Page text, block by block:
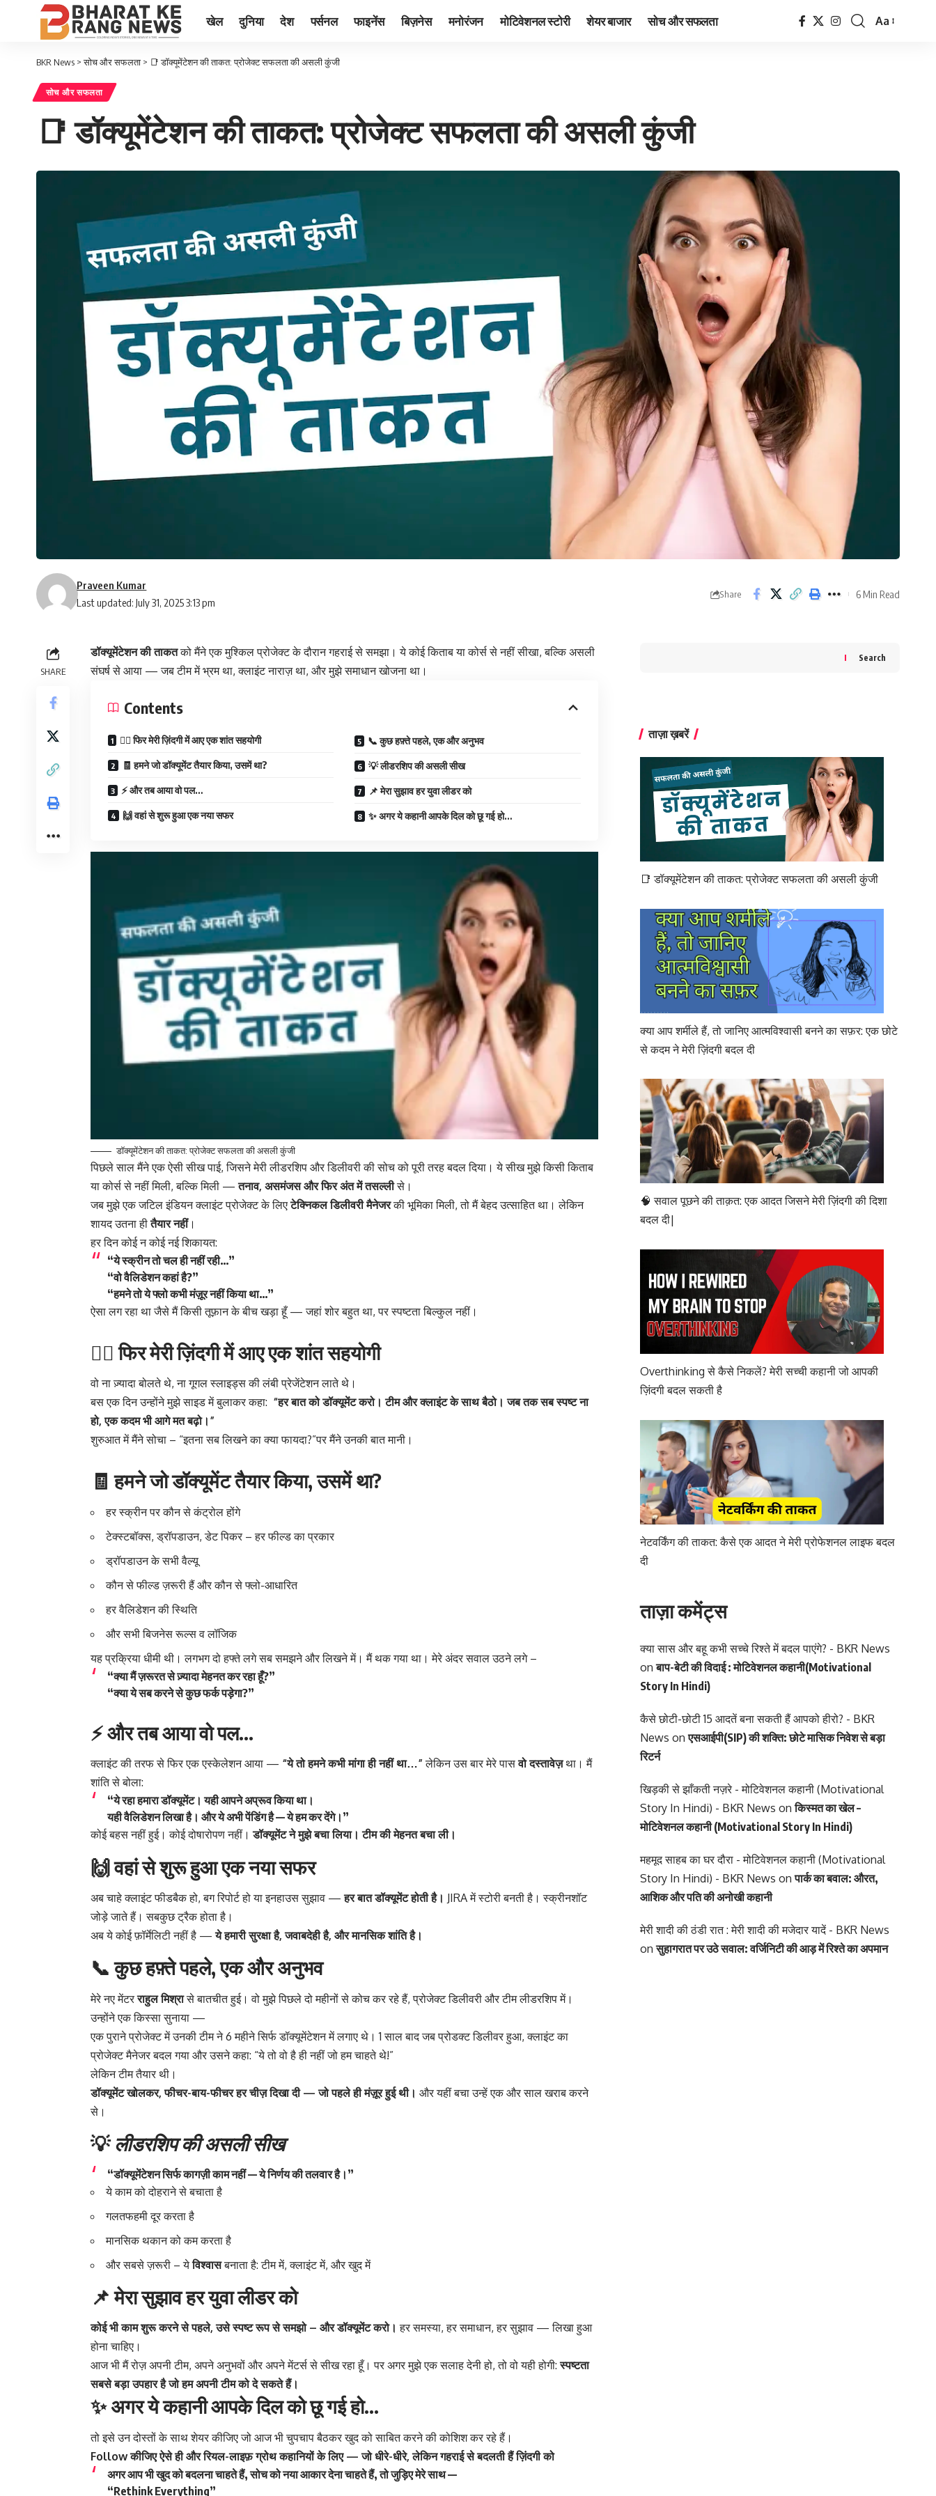
खेल दुनिया देश पर्सनल फाइनेंस बिज़नेस मनोरंजन मोटिवेशनल स्टोरी शेयर बाजार सोच और सफलता
Font
Aa
BKR News >सोच और सफलता > 📑 डॉक्यूमेंटेशन की ताकत: प्रोजेक्ट सफलता की असली कुंजी
सोच और सफलता
📑 डॉक्यूमेंटेशन की ताकत: प्रोजेक्ट सफलता की असली कुंजी
Last updated: July 31, 2025 3:13 pm
Praveen Kumar
Share 6 Min Read
SHARE
डॉक्यूमेंटेशन की ताकतको मैंने एक मुश्किल प्रोजेक्ट के दौरान गहराई से समझा। ये कोई किताब या कोर्स से नहीं सीखा, बल्कि असली
संघर्ष से आया — जब टीम में भ्रम था, क्लाइंट नाराज़ था, और मुझे समाधान खोजना था।
Contents
🧘‍♂️ फिर मेरी ज़िंदगी में आए एक शांत सहयोगी
🧾 हमने जो डॉक्यूमेंट तैयार किया, उसमें था?
⚡ और तब आया वो पल…
🙌 वहां से शुरू हुआ एक नया सफर
📞 कुछ हफ़्ते पहले, एक और अनुभव
💡 लीडरशिप की असली सीख
📌 मेरा सुझाव हर युवा लीडर को
✨ अगर ये कहानी आपके दिल को छू गई हो…
डॉक्यूमेंटेशन की ताकत: प्रोजेक्ट सफलता की असली कुंजी
पिछले साल मैंने एक ऐसी सीख पाई, जिसने मेरी लीडरशिप और डिलीवरी की सोच को पूरी तरह बदल दिया। ये सीख मुझे किसी किताब
या कोर्स से नहीं मिली, बल्कि मिली —तनाव, असमंजस और फिर अंत में तसल्लीसे।
जब मुझे एक जटिल इंडियन क्लाइंट प्रोजेक्ट के लिएटेक्निकल डिलीवरी मैनेजरकी भूमिका मिली, तो मैं बेहद उत्साहित था। लेकिन
शायद उतना हीतैयार नहीं।
हर दिन कोई न कोई नई शिकायत:
“ये स्क्रीन तो चल ही नहीं रही…”
“वो वैलिडेशन कहां है?”
“हमने तो ये फ्लो कभी मंज़ूर नहीं किया था…”
ऐसा लग रहा था जैसे मैं किसी तूफ़ान के बीच खड़ा हूँ — जहां शोर बहुत था, पर स्पष्टता बिल्कुल नहीं।
🧘‍♂️ फिर मेरी ज़िंदगी में आए एक शांत सहयोगी
वो ना ज़्यादा बोलते थे, ना गूगल स्लाइड्स की लंबी प्रेजेंटेशन लाते थे।
बस एक दिन उन्होंने मुझे साइड में बुलाकर कहा: “हर बात को डॉक्यूमेंट करो। टीम और क्लाइंट के साथ बैठो। जब तक सब स्पष्ट ना
हो, एक कदम भी आगे मत बढ़ो।”
शुरुआत में मैंने सोचा – “इतना सब लिखने का क्या फायदा?”पर मैंने उनकी बात मानी।
🧾 हमने जो डॉक्यूमेंट तैयार किया, उसमें था?
हर स्क्रीन पर कौन से कंट्रोल होंगे
टेक्स्टबॉक्स, ड्रॉपडाउन, डेट पिकर – हर फील्ड का प्रकार
ड्रॉपडाउन के सभी वैल्यू
कौन से फील्ड ज़रूरी हैं और कौन से फ्लो-आधारित
हर वैलिडेशन की स्थिति
और सभी बिजनेस रूल्स व लॉजिक
यह प्रक्रिया धीमी थी। लगभग दो हफ्ते लगे सब समझने और लिखने में। मैं थक गया था। मेरे अंदर सवाल उठने लगे –
“क्या मैं ज़रूरत से ज़्यादा मेहनत कर रहा हूँ?”
“क्या ये सब करने से कुछ फर्क पड़ेगा?”
⚡ और तब आया वो पल…
क्लाइंट की तरफ से फिर एक एस्केलेशन आया — “ये तो हमने कभी मांगा ही नहीं था…”लेकिन उस बार मेरे पासवो दस्तावेज़था। मैं
शांति से बोला:
“ये रहा हमारा डॉक्यूमेंट। यही आपने अप्रूव किया था।
यही वैलिडेशन लिखा है। और ये अभी पेंडिंग है — ये हम कर देंगे।”
कोई बहस नहीं हुई। कोई दोषारोपण नहीं।डॉक्यूमेंट ने मुझे बचा लिया। टीम की मेहनत बचा ली।
🙌 वहां से शुरू हुआ एक नया सफर
अब चाहे क्लाइंट फीडबैक हो, बग रिपोर्ट हो या इनहाउस सुझाव —हर बात डॉक्यूमेंट होती है। JIRA में स्टोरी बनती है। स्क्रीनशॉट
जोड़े जाते हैं। सबकुछ ट्रैक होता है।
अब ये कोई फ़ॉर्मेलिटी नहीं है —ये हमारी सुरक्षा है, जवाबदेही है, और मानसिक शांति है।
📞 कुछ हफ़्ते पहले, एक और अनुभव
मेरे नए मेंटरराहुल मिश्रासे बातचीत हुई। वो मुझे पिछले दो महीनों से कोच कर रहे हैं, प्रोजेक्ट डिलीवरी और टीम लीडरशिप में।
उन्होंने एक किस्सा सुनाया —
एक पुराने प्रोजेक्ट में उनकी टीम ने 6 महीने सिर्फ डॉक्यूमेंटेशन में लगाए थे। 1 साल बाद जब प्रोडक्ट डिलीवर हुआ, क्लाइंट का
प्रोजेक्ट मैनेजर बदल गया और उसने कहा: “ये तो वो है ही नहीं जो हम चाहते थे!”
लेकिन टीम तैयार थी।
डॉक्यूमेंट खोलकर, फीचर-बाय-फीचर हर चीज़ दिखा दी — जो पहले ही मंज़ूर हुई थी। और यहीं बचा उन्हें एक और साल खराब करने
से।
💡लीडरशिप की असली सीख
“डॉक्यूमेंटेशन सिर्फ कागज़ी काम नहीं — ये निर्णय की तलवार है।”
ये काम को दोहराने से बचाता है
गलतफहमी दूर करता है
मानसिक थकान को कम करता है
और सबसे ज़रूरी – येविश्वासबनाता है: टीम में, क्लाइंट में, और खुद में
📌 मेरा सुझाव हर युवा लीडर को
कोई भी काम शुरू करने से पहले, उसे स्पष्ट रूप से समझो – और डॉक्यूमेंट करो।हर समस्या, हर समाधान, हर सुझाव — लिखा हुआ
होना चाहिए।
आज भी मैं रोज़ अपनी टीम, अपने अनुभवों और अपने मेंटर्स से सीख रहा हूँ। पर अगर मुझे एक सलाह देनी हो, तो वो यही होगी:स्पष्टता
सबसे बड़ा उपहार है जो हम अपनी टीम को दे सकते हैं।
✨ अगर ये कहानी आपके दिल को छू गई हो…
तो इसे उन दोस्तों के साथ शेयर कीजिए जो आज भी चुपचाप बैठकर खुद को साबित करने की कोशिश कर रहे हैं।
Follow कीजिए ऐसे ही और रियल-लाइफ़ ग्रोथ कहानियों के लिए — जो धीरे-धीरे, लेकिन गहराई से बदलती हैं ज़िंदगी को
अगर आप भी खुद को बदलना चाहते हैं, सोच को नया आकार देना चाहते हैं, तो जुड़िए मेरे साथ —
“Rethink Everything”
Search
ताज़ा ख़बरें
📑 डॉक्यूमेंटेशन की ताकत: प्रोजेक्ट सफलता की असली कुंजी
क्या आप शर्मीले हैं, तो जानिए आत्मविश्वासी बनने का सफ़र: एक छोटे
से कदम ने मेरी ज़िंदगी बदल दी
🧠 सवाल पूछने की ताक़त: एक आदत जिसने मेरी ज़िंदगी की दिशा
बदल दी|
Overthinking से कैसे निकलें? मेरी सच्ची कहानी जो आपकी
ज़िंदगी बदल सकती है
नेटवर्किंग की ताकत: कैसे एक आदत ने मेरी प्रोफेशनल लाइफ बदल
दी
ताज़ा कमेंट्स
क्या सास और बहू कभी सच्चे रिश्ते में बदल पाएंगे? - BKR News
onबाप-बेटी की विदाई : मोटिवेशनल कहानी(Motivational
Story In Hindi)
कैसे छोटी-छोटी 15 आदतें बना सकती हैं आपको हीरो? - BKR
News onएसआईपी(SIP) की शक्ति: छोटे मासिक निवेश से बड़ा
रिटर्न
खिड़की से झाँकती नज़रे - मोटिवेशनल कहानी (Motivational
Story In Hindi) - BKR News onकिस्मत का खेल –
मोटिवेशनल कहानी (Motivational Story In Hindi)
महमूद साहब का घर दौरा - मोटिवेशनल कहानी (Motivational
Story In Hindi) - BKR News onपार्क का बवाल: औरत,
आशिक और पति की अनोखी कहानी
मेरी शादी की ठंडी रात : मेरी शादी की मजेदार यादें - BKR News
onसुहागरात पर उठे सवाल: वर्जिनिटी की आड़ में रिश्ते का अपमान